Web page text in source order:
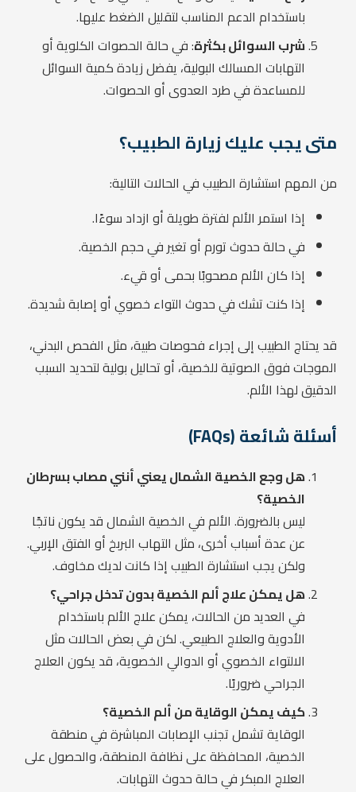
باستخدام الدعم المناسب لتقليل الضغط عليها.
شرب السوائل بكثرة: في حالة الحصوات الكلوية أو
التهابات المسالك البولية، يفضل زيادة كمية السوائل
للمساعدة في طرد العدوى أو الحصوات.
متى يجب عليك زيارة الطبيب؟
من المهم استشارة الطبيب في الحالات التالية:
إذا استمر الألم لفترة طويلة أو ازداد سوءًا.
في حالة حدوث تورم أو تغير في حجم الخصية.
إذا كان الألم مصحوبًا بحمى أو قيء.
إذا كنت تشك في حدوث التواء خصوي أو إصابة شديدة.
قد يحتاج الطبيب إلى إجراء فحوصات طبية، مثل الفحص البدني،
الموجات فوق الصوتية للخصية، أو تحاليل بولية لتحديد السبب
الدقيق لهذا الألم.
أسئلة شائعة (FAQs)
هل وجع الخصية الشمال يعني أنني مصاب بسرطان
الخصية؟
ليس بالضرورة. الألم في الخصية الشمال قد يكون ناتجًا
عن عدة أسباب أخرى، مثل التهاب البربخ أو الفتق الإربي.
ولكن يجب استشارة الطبيب إذا كانت لديك مخاوف.
هل يمكن علاج ألم الخصية بدون تدخل جراحي؟
في العديد من الحالات، يمكن علاج الألم باستخدام
الأدوية والعلاج الطبيعي. لكن في بعض الحالات مثل
الالتواء الخصوي أو الدوالي الخصوية، قد يكون العلاج
الجراحي ضروريًا.
كيف يمكن الوقاية من ألم الخصية؟
الوقاية تشمل تجنب الإصابات المباشرة في منطقة
الخصية، المحافظة على نظافة المنطقة، والحصول على
العلاج المبكر في حالة حدوث التهابات.